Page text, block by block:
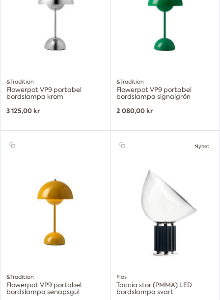
&Tradition
Flowerpot VP9 portabel
bordslampa krom
3 125,00 kr
&Tradition
Flowerpot VP9 portabel
bordslampa signalgrön
2 080,00 kr
&Tradition
Flowerpot VP9 portabel
bordslampa senapsgul
Nyhet
Flos
Taccia stor (PMMA) LED
bordslampa svart